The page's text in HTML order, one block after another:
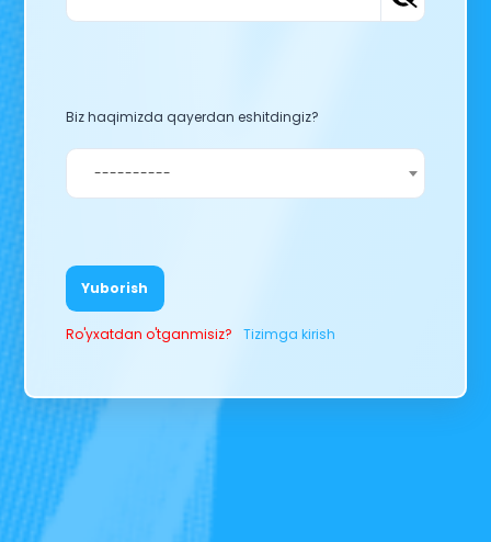
Biz haqimizda qayerdan eshitdingiz?
----------
Yuborish
Ro'yxatdan o'tganmisiz? Tizimga kirish